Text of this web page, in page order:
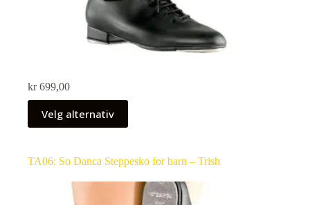
kr699,00
Velg alternativ
TA06: So Danca Steppesko for barn – Trish